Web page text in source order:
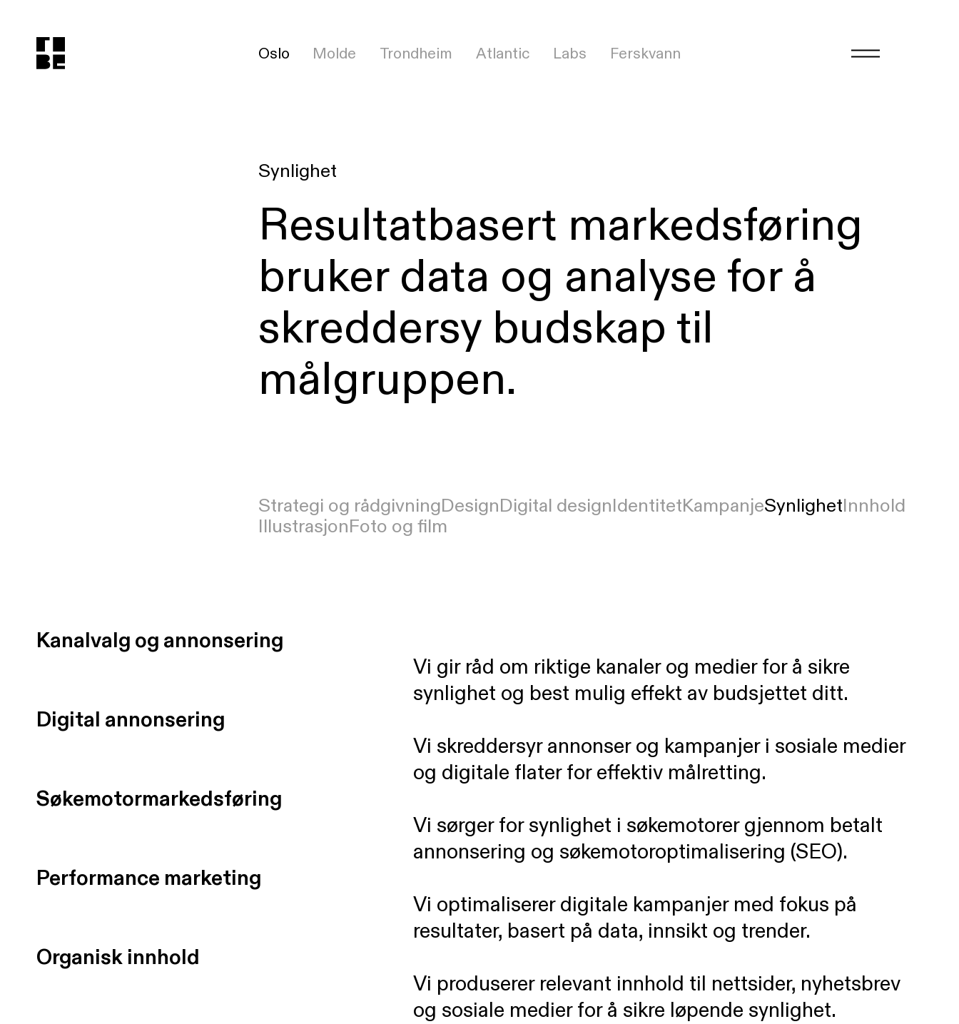
Oslo Molde Trondheim Atlantic Labs Ferskvann
Synlighet
Resultatbasert markedsføring
bruker data og analyse for å
skreddersy budskap til
målgruppen.
Strategi og rådgivningDesignDigital designIdentitetKampanjeSynlighetInnhold
IllustrasjonFoto og film
Kanalvalg og annonsering
Vi gir råd om riktige kanaler og medier for å sikre
synlighet og best mulig effekt av budsjettet ditt.
Digital annonsering
Vi skreddersyr annonser og kampanjer i sosiale medier
og digitale flater for effektiv målretting.
Søkemotormarkedsføring
Vi sørger for synlighet i søkemotorer gjennom betalt
annonsering og søkemotoroptimalisering (SEO).
Performance marketing
Vi optimaliserer digitale kampanjer med fokus på
resultater, basert på data, innsikt og trender.
Organisk innhold
Vi produserer relevant innhold til nettsider, nyhetsbrev
og sosiale medier for å sikre løpende synlighet.